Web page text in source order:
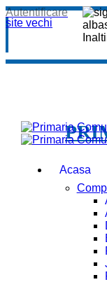
site vechi
Autentificare
Acasa